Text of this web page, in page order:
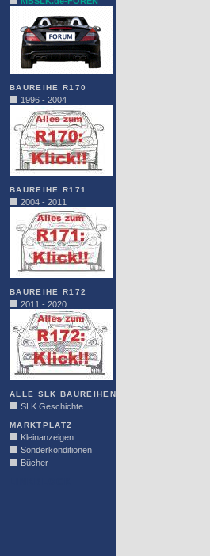
BAUREIHE R170
1996 - 2004
BAUREIHE R171
2004 - 2011
BAUREIHE R172
2011 - 2020
ALLE SLK BAUREIHEN
SLK Geschichte
MARKTPLATZ
Kleinanzeigen
Sonderkonditionen
Bücher